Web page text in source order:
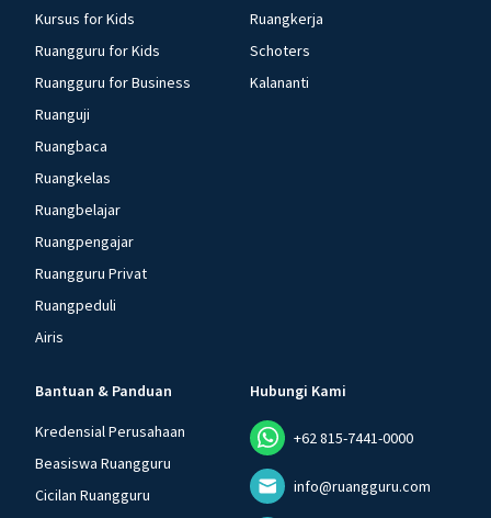
Kursus for Kids
Ruangguru for Kids
Ruangguru for Business
Ruanguji
Ruangbaca
Ruangkelas
Ruangbelajar
Ruangpengajar
Ruangguru Privat
Ruangpeduli
Airis
Ruangkerja
Schoters
Kalananti
Bantuan & Panduan
Kredensial Perusahaan
Beasiswa Ruangguru
Cicilan Ruangguru
Hubungi Kami
+62 815-7441-0000
info@ruangguru.com